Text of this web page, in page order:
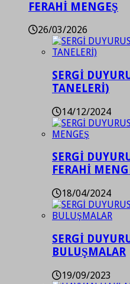
FERAHİ MENGEŞ
26/03/2026
SERGİ
TANELERİ)
14/12/2024
SERGİ
FERAHİ
18/04/2024
SERGİ
BULUŞMALAR
19/09/2023